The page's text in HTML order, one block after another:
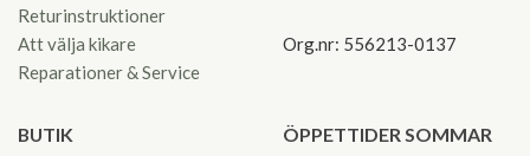
Returinstruktioner
Att välja kikare
Reparationer & Service
Org.nr: 556213-0137
BUTIK ÖPPETTIDER SOMMAR